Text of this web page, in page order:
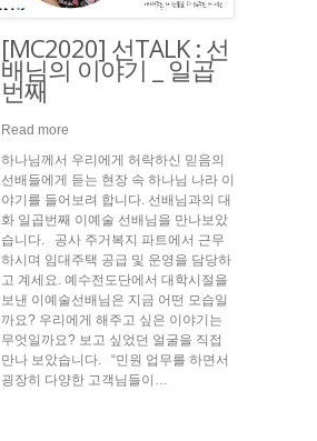
[MC2020] 선TALK : 선
배님의 이야기 _ 일곱
번째
Read more
하나님께서 우리에게 허락하신 믿음의
선배들에게 듣는 현장 속 하나님 나라 이
야기를 들어보려 합니다. 선배님과의 대
화 일곱번째 이예술 선배님을 만나보았
습니다. 공사 주거복지 파트에서 근무
하시며 임대주택 공급 및 운영을 담당하
고 계세요. 예수전도단에서 대학시절을
보낸 이예술선배님은 지금 어떤 모습일
까요? 우리에게 해주고 싶은 이야기는
무엇일까요? 보고 싶었던 얼굴을 직접
만나 보았습니다. “민원 업무를 하면서
굉장히 다양한 고객님들이…